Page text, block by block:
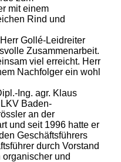
mit einem
Rind und
Gollé-Leidreiter
Zusammenarbeit.
viel erreicht. Herr
Nachfolger ein wohl
Ing. agr. Klaus
Baden-
an der
und seit 1996 hatte er
Geschäftsführers
durch Vorstand
und